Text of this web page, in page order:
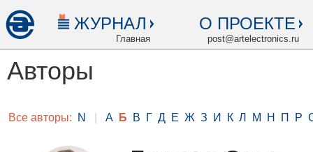
ЖУРНАЛ
Главная
О ПРОЕКТЕ
post@artelectronics.ru
Авторы
Все авторы: N А Б В Г Д Е Ж З И К Л М Н П Р